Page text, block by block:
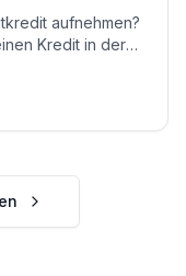
aufnehmen?
Kredit in der